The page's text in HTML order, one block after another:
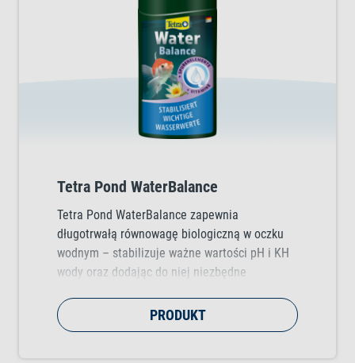
Tetra Pond WaterBalance
Tetra Pond WaterBalance zapewnia
długotrwałą równowagę biologiczną w oczku
wodnym – stabilizuje ważne wartości pH i KH
wody oraz dodając do niej niezbędne
PRODUKT